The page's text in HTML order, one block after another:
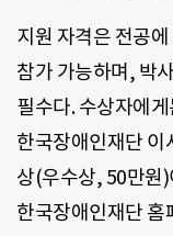
지원 자격은 전공
참가 가능하며, 박
필수다. 수상자에
한국장애인재단
상(우수상, 50만원
한국장애인재단 홈